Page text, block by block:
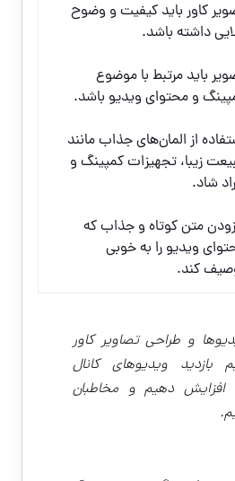
کاور باید کیفیت و وضوح
داشته باشد.
باید مرتبط با موضوع
و محتوای ویدیو باشد.
از المان‌های جذاب مانند
زیبا، تجهیزات کمپینگ و
شاد.
متن کوتاه و جذاب که
ویدیو را به خوبی
کند.
و طراحی تصاویر کاور
بازدید ویدیوهای کانال
افزایش دهیم و مخاطبان
.